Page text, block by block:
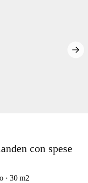
con spese
30 m2